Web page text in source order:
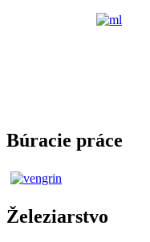
Búracie práce
Železiarstvo